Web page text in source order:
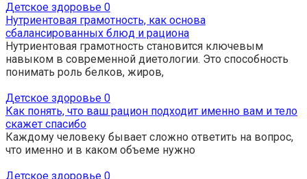
Детское здоровье 0
Нутриентовая грамотность, как основа
сбалансированных блюд и рациона
Нутриентовая грамотность становится ключевым
навыком в современной диетологии. Это способность
понимать роль белков, жиров,
Детское здоровье 0
Как понять, что ваш рацион подходит именно вам и тело
скажет спасибо
Каждому человеку бывает сложно ответить на вопрос,
что именно и в каком объеме нужно
Детское здоровье 0